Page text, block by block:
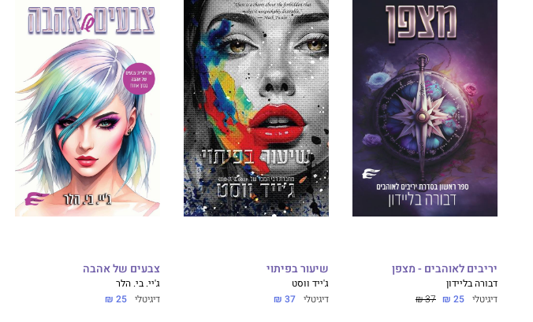
יריבים לאוהבים - מצפן
דבורה בליידון
דיגיטלי 25 ₪
37 ₪
שיעור בפיתוי
ג'ייד ווסט
דיגיטלי 37 ₪
צבעים של אהבה
ג'יי. בי. הלר
דיגיטלי 25 ₪